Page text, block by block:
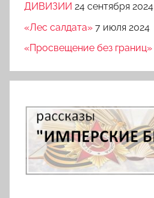
ДИВИЗИИ 24 сентября 2024
«Лес салдата» 7 июля 2024
«Просвещение без границ»